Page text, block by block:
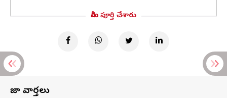
మీరు పూర్తి చేశారు
తాజా వార్తలు